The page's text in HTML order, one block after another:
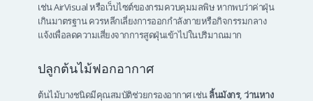
เช่น AirVisual หรือเว็บไซต์ของกรมควบคุมมลพิษ หากพบว่าค่าฝุ่น
เกินมาตรฐาน ควรหลีกเลี่ยงการออกกำลังกายหรือกิจกรรมกลาง
แจ้งเพื่อลดความเสี่ยงจากการสูดฝุ่นเข้าไปในปริมาณมาก
ปลูกต้นไม้ฟอกอากาศ
ต้นไม้บางชนิดมีคุณสมบัติช่วยกรองอากาศ เช่นลิ้นมังกร, ว่านหาง